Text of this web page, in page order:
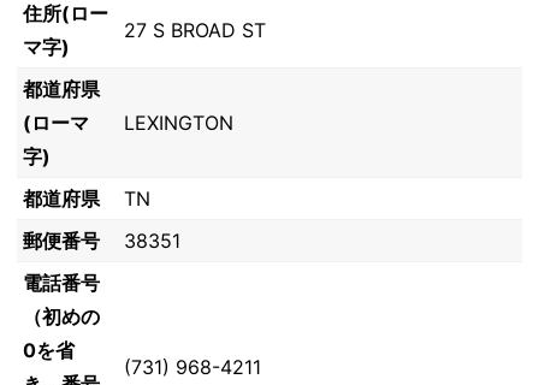
住所(ロー
マ字)
27 S BROAD ST
都道府県
(ローマ
字)
LEXINGTON
都道府県
TN
郵便番号
38351
電話番号
（初めの
0を省
(731) 968-4211